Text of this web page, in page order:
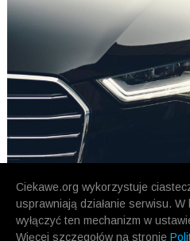
Ciekawe.org wykorzystuje
usprawniają działanie serwisu. W
wyłączyć ten mechanizm w
Więcej szczegołów na stronie